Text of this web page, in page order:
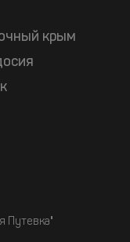
крым
Путевка"